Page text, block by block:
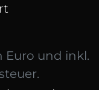
Euro und inkl.